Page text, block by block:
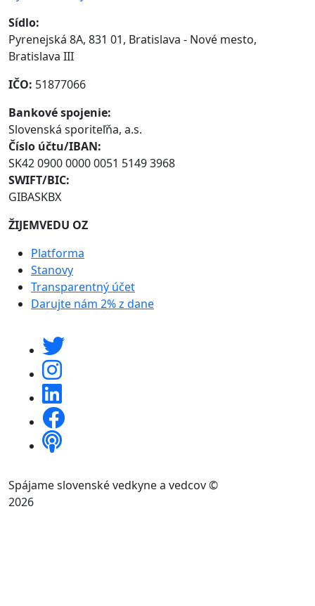
Sídlo:
Pyrenejská 8A, 831 01, Bratislava - Nové mesto,
Bratislava III
IČO: 51877066
Bankové spojenie:
Slovenská sporiteľňa, a.s.
Číslo účtu/IBAN:
SK42 0900 0000 0051 5149 3968
SWIFT/BIC:
GIBASKBX
ŽIJEMVEDU OZ
Platforma
Stanovy
Transparentný účet
Darujte nám 2% z dane
Spájame slovenské vedkyne a vedcov ©
2026